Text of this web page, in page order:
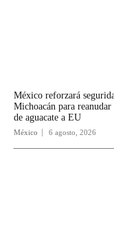
México reforzará
Michoacán para reanudar
de aguacate a EU
México 6 agosto, 2026